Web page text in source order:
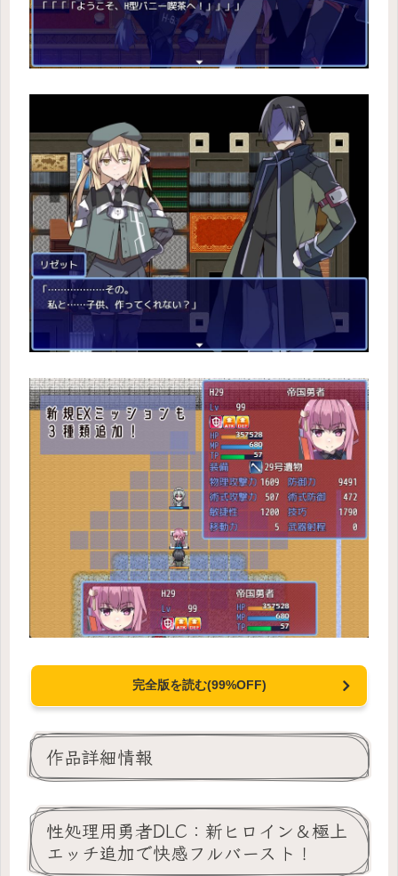
完全版を読む(99%OFF)
作品詳細情報
性処理用勇者DLC：新ヒロイン＆極上
エッチ追加で快感フルバースト！